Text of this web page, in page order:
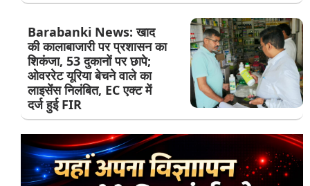
Barabanki News: खाद
की कालाबाजारी पर प्रशासन का
शिकंजा, 53 दुकानों पर छापे;
ओवररेट यूरिया बेचने वाले का
लाइसेंस निलंबित, EC एक्ट में
दर्ज हुई FIR